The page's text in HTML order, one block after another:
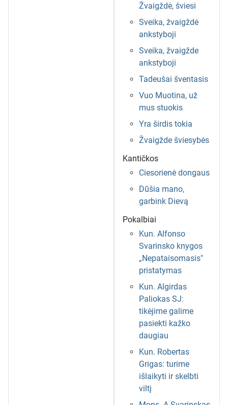
Žvaigždė, šviesi
Sveika, žvaigždė
ankstyboji
Sveika, žvaigžde
ankstyboji
Tadeušai šventasis
Vuo Muotina, už
mus stuokis
Yra širdis tokia
Žvaigžde šviesybės
Kantičkos
Ciesorienė dongaus
Dūšia mano,
garbink Dievą
Pokalbiai
Kun. Alfonso
Svarinsko knygos
„Nepataisomasis"
pristatymas
Kun. Algirdas
Paliokas SJ:
tikėjime galime
pasiekti kažko
daugiau
Kun. Robertas
Grigas: turime
išlaikyti ir skelbti
viltį